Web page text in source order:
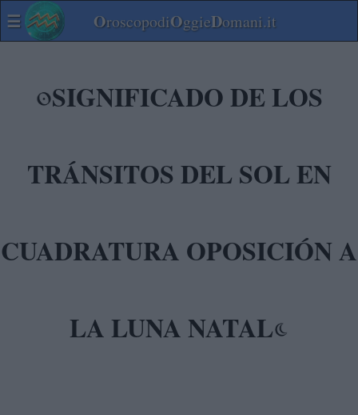
☰ OroscopodiOggieDomani.it
SIGNIFICADO DE LOS
TRÁNSITOS DEL SOL EN
CUADRATURA OPOSICIÓN A
LA LUNA NATAL